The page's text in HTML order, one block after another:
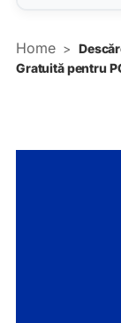
Home >
Gratuită pentru